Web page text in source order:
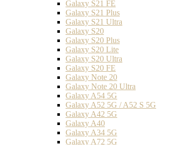
Galaxy S21 FE
Galaxy S21 Plus
Galaxy S21 Ultra
Galaxy S20
Galaxy S20 Plus
Galaxy S20 Lite
Galaxy S20 Ultra
Galaxy S20 FE
Galaxy Note 20
Galaxy Note 20 Ultra
Galaxy A54 5G
Galaxy A52 5G / A52 S 5G
Galaxy A42 5G
Galaxy A40
Galaxy A34 5G
Galaxy A72 5G